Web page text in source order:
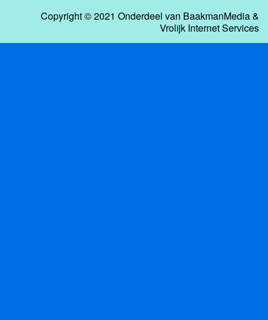
Copyright © 2021 Onderdeel van BaakmanMedia&
Vrolijk Internet Services